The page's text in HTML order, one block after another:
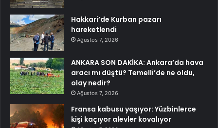
Hakkari’de Kurban pazarı
hareketlendi
Ağustos 7, 2026
ANKARA SON DAKİKA: Ankara’da hava
aracı mı düştü? Temelli’de ne oldu,
olay nedir?
Ağustos 7, 2026
Fransa kabusu yaşıyor: Yüzbinlerce
kişi kaçıyor alevler kovalıyor